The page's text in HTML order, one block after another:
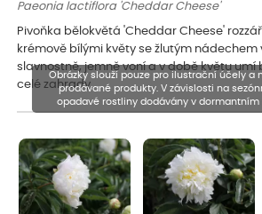
Paeonia lactiflora 'Cheddar Cheese'
Pivoňka bělokvětá 'Cheddar Cheese'
krémově bílými květy se žlutým nádechem
slavnostně, jemně voní a v době květu umí
celé zahrady.
Obrázky slouží pouze pro ilustrační účely a
prodávané produkty. V závislosti na
opadavé rostliny dodávány v dormantním
Rostliny mohou být také sestřiženy níže,